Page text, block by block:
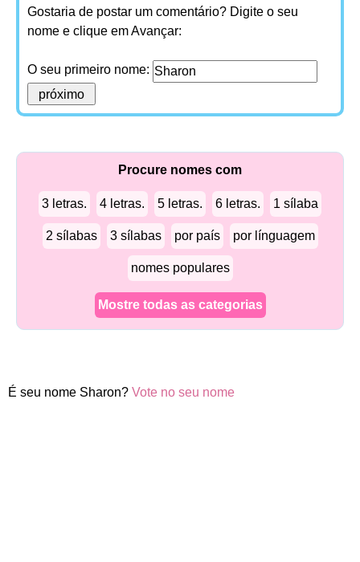
Gostaria de postar um comentário? Digite o seu
nome e clique em Avançar:
O seu primeiro nome:
Procure nomes com
3 letras. 4 letras. 5 letras. 6 letras. 1 sílaba
2 sílabas 3 sílabas por país por línguagem
nomes populares
Mostre todas as categorias
É seu nome Sharon? Vote no seu nome